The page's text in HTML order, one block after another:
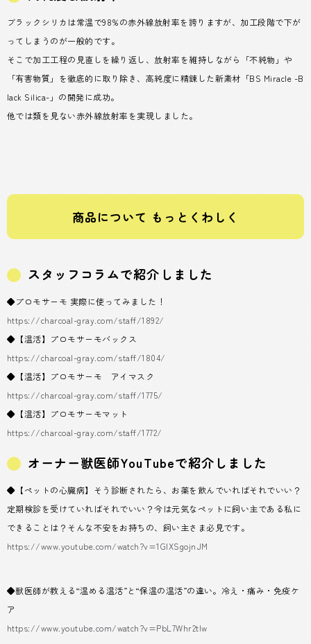
ブラックシリカは常温で98%の赤外線放射率を誇りますが、加工段階で下が
ってしまうのが一般的です。
そこで加工工程の見直しを繰り返し、放射率を維持しながら「不純物」や
「有害物質」を徹底的に取り除き、高純度に精錬した新素材「BS Miracle -B
lack Silica-」の開発に成功。
他では類を見ない赤外線放射率を実現しました。
商品について もっとくわしく
スタッフコラムで紹介しました
◆プロモサーモ 実際に使ってみました！
https://charcoal-gray.com/staff/1892/
◆【温活】プロモサーモバックス
https://charcoal-gray.com/staff/1804/
◆【温活】プロモサーモ アイマスク
https://charcoal-gray.com/staff/1775/
◆【温活】プロモサーモマット
https://charcoal-gray.com/staff/1772/
オーナー獣医師YouTubeで紹介しました
◆【ペットの心臓病】そう診断されたら、お薬を飲んでいればそれでいい？
定期検診を受けていればそれでいい？今は元気なペットに飼い主である私に
できることは？そんな不安をお持ちの、飼い主さま必見です。
https://www.youtube.com/watch?v=1GlXSgojnJM
◆獣医師が教える“温める温活”と“保温の温活”の違い。冷え・痛み・免疫ケ
ア
https://www.youtube.com/watch?v=PbL7Whr2tIw